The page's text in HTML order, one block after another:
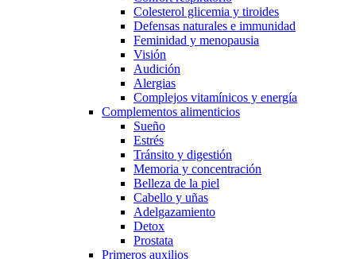
Colesterol glicemia y tiroides
Defensas naturales e immunidad
Feminidad y menopausia
Visión
Audición
Alergias
Complejos vitamínicos y energía
Complementos alimenticios
Sueño
Estrés
Tránsito y digestión
Memoria y concentración
Belleza de la piel
Cabello y uñas
Adelgazamiento
Detox
Prostata
Primeros auxilios